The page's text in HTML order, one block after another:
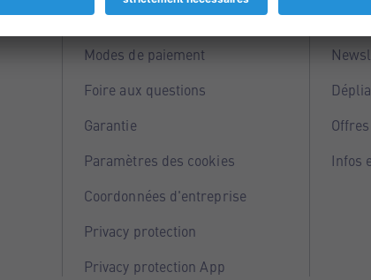
Magasins
Modes de paiement
Foire aux questions
Garantie
Paramètres des cookies
Coordonnées d'entreprise
Privacy protection
Privacy protection App
Offres
Infos